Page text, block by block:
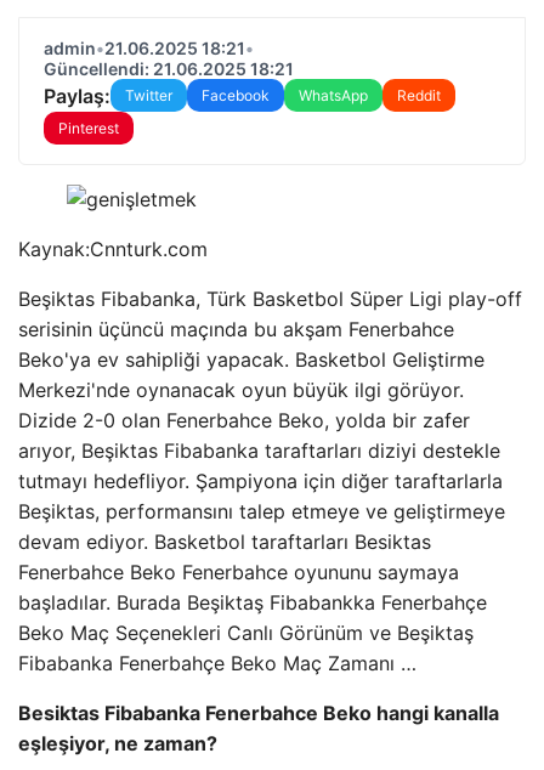
admin•21.06.2025 18:21•
Güncellendi: 21.06.2025 18:21
Paylaş: Twitter Facebook WhatsApp
Reddit
Pinterest
Kaynak:Cnnturk.com
Beşiktas Fibabanka, Türk Basketbol Süper Ligi play-off
serisinin üçüncü maçında bu akşam Fenerbahce
Beko'ya ev sahipliği yapacak. Basketbol Geliştirme
Merkezi'nde oynanacak oyun büyük ilgi görüyor.
Dizide 2-0 olan Fenerbahce Beko, yolda bir zafer
arıyor, Beşiktas Fibabanka taraftarları diziyi destekle
tutmayı hedefliyor. Şampiyona için diğer taraftarlarla
Beşiktas, performansını talep etmeye ve geliştirmeye
devam ediyor. Basketbol taraftarları Besiktas
Fenerbahce Beko Fenerbahce oyununu saymaya
başladılar. Burada Beşiktaş Fibabankka Fenerbahçe
Beko Maç Seçenekleri Canlı Görünüm ve Beşiktaş
Fibabanka Fenerbahçe Beko Maç Zamanı …
Besiktas Fibabanka Fenerbahce Beko hangi kanalla
eşleşiyor, ne zaman?